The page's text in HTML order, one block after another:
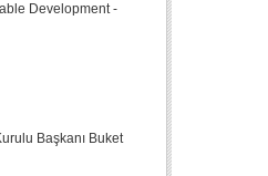
Development -
Başkanı Buket